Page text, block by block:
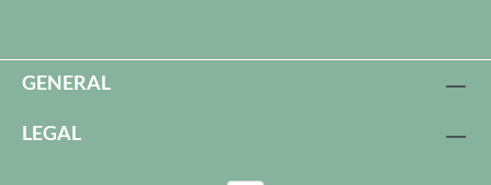
GENERAL
LEGAL